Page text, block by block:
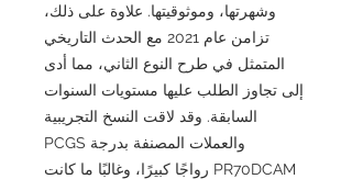
وشهرتها، وموثوقيتها. علاوة على ذلك،
تزامن عام 2021 مع الحدث التاريخي
المتمثل في طرح النوع الثاني، مما أدى
إلى تجاوز الطلب عليها مستويات السنوات
السابقة. وقد لاقت النسخ التجريبية
والعملات المصنفة بدرجة PCGS
PR70DCAM رواجًا كبيرًا، وغالبًا ما كانت